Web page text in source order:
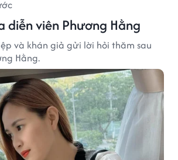
diễn viên Phương Hằng
và khán giả gửi lời hỏi thăm sau
Hằng.